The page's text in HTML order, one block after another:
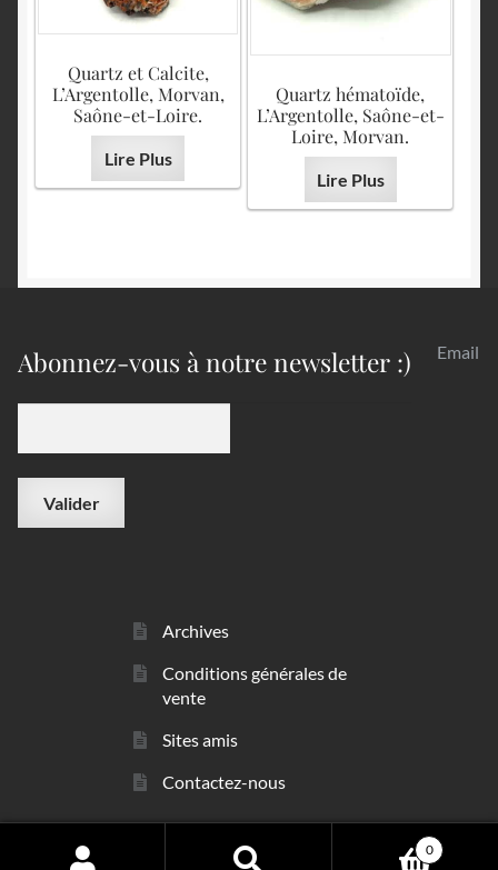
Quartz et Calcite,
L’Argentolle, Morvan,
Saône-et-Loire.
Lire Plus
Quartz hématoïde,
L’Argentolle, Saône-et-
Loire, Morvan.
Lire Plus
Abonnez-vous à notre newsletter :) Email
Archives
Conditions générales de
vente
Sites amis
Contactez-nous
© sarl Les Minéraux 2006 - 2026 0